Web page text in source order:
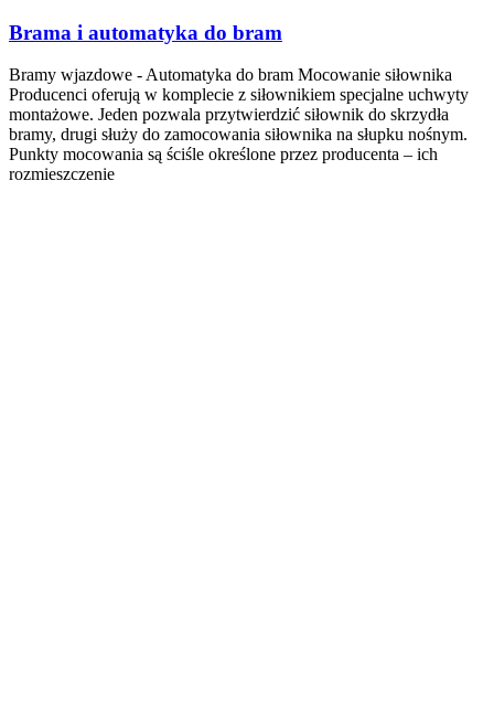
Brama i automatyka do bram
Bramy wjazdowe - Automatyka do bram Mocowanie siłownika
Producenci oferują w komplecie z siłownikiem specjalne uchwyty
montażowe. Jeden pozwala przytwierdzić siłownik do skrzydła
bramy, drugi służy do zamocowania siłownika na słupku nośnym.
Punkty mocowania są ściśle określone przez producenta – ich
rozmieszczenie